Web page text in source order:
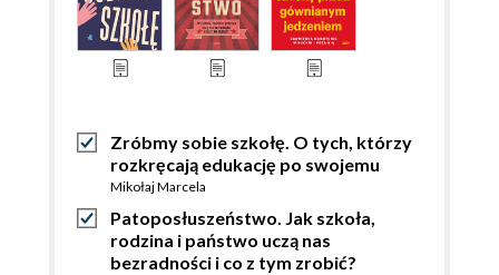
Zróbmy sobie szkołę. O tych, którzy
rozkręcają edukację po swojemu
Mikołaj Marcela
Patoposłuszeństwo. Jak szkoła,
rodzina i państwo uczą nas
bezradności i co z tym zrobić?